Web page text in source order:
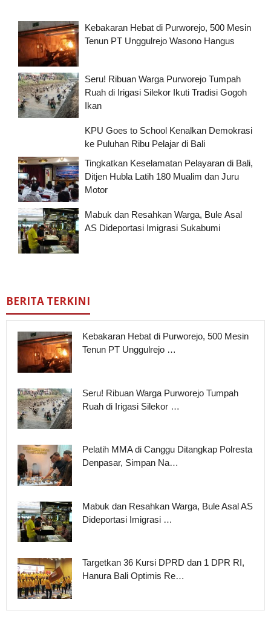
Kebakaran Hebat di Purworejo, 500 Mesin
Tenun PT Unggulrejo Wasono Hangus
Seru! Ribuan Warga Purworejo Tumpah
Ruah di Irigasi Silekor Ikuti Tradisi Gogoh
Ikan
KPU Goes to School Kenalkan Demokrasi
ke Puluhan Ribu Pelajar di Bali
Tingkatkan Keselamatan Pelayaran di Bali,
Ditjen Hubla Latih 180 Mualim dan Juru
Motor
Mabuk dan Resahkan Warga, Bule Asal
AS Dideportasi Imigrasi Sukabumi
BERITA TERKINI
Kebakaran Hebat di Purworejo, 500 Mesin
Tenun PT Unggulrejo …
Seru! Ribuan Warga Purworejo Tumpah
Ruah di Irigasi Silekor …
Pelatih MMA di Canggu Ditangkap Polresta
Denpasar, Simpan Na…
Mabuk dan Resahkan Warga, Bule Asal AS
Dideportasi Imigrasi …
Targetkan 36 Kursi DPRD dan 1 DPR RI,
Hanura Bali Optimis Re…